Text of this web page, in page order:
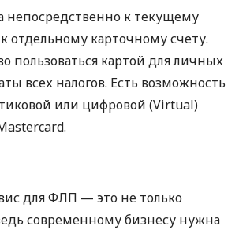
непосредственно к текущему
отдельному карточному счету.
пользоваться картой для личных
всех налогов. Есть возможность
или цифровой (Virtual)
для ФЛП — это не только
современному бизнесу нужна